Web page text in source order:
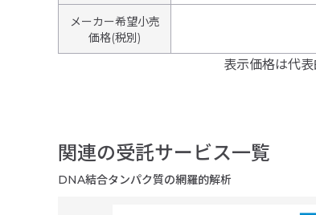
メーカー希望小売
価格(税別)
表示価格は代
関連の受託サービス一覧
DNA結合タンパク質の網羅的解析